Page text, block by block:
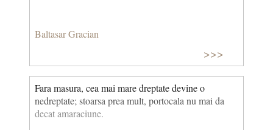
Baltasar Gracian
>>>
Fara masura, cea mai mare dreptate devine o
nedreptate; stoarsa prea mult, portocala nu mai da
decat amaraciune.